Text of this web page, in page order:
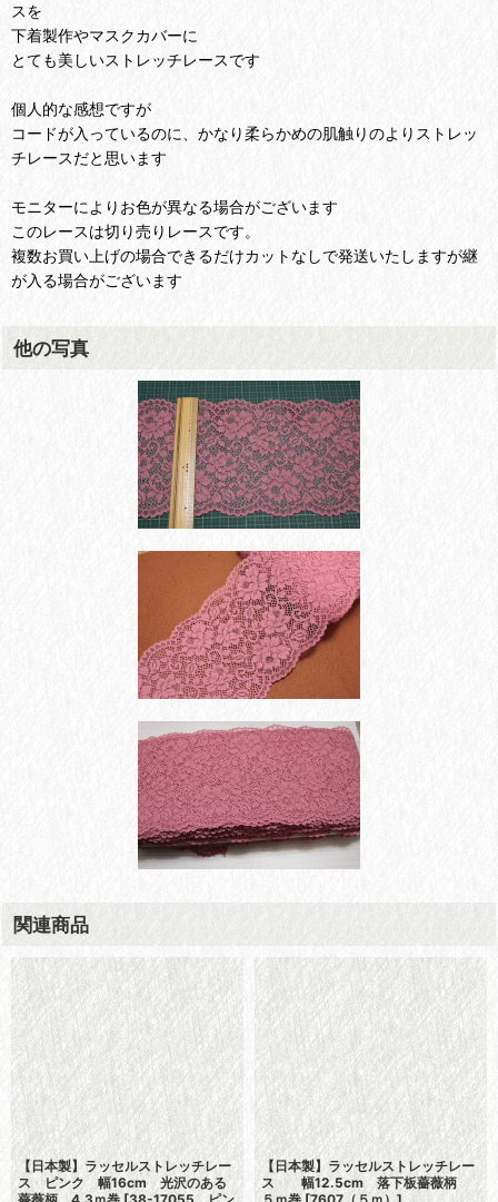
スを
下着製作やマスクカバーに
とても美しいストレッチレースです
個人的な感想ですが
コードが入っているのに、かなり柔らかめの肌触りのよりストレッ
チレースだと思います
モニターによりお色が異なる場合がございます
このレースは切り売りレースです。
複数お買い上げの場合できるだけカットなしで発送いたしますが継
が入る場合がございます
他の写真
関連商品
【日本製】ラッセルストレッチレー
ス ピンク 幅16cm 光沢のある
【日本製】ラッセルストレッチレー
ス 幅12.5cm 落下板薔薇柄